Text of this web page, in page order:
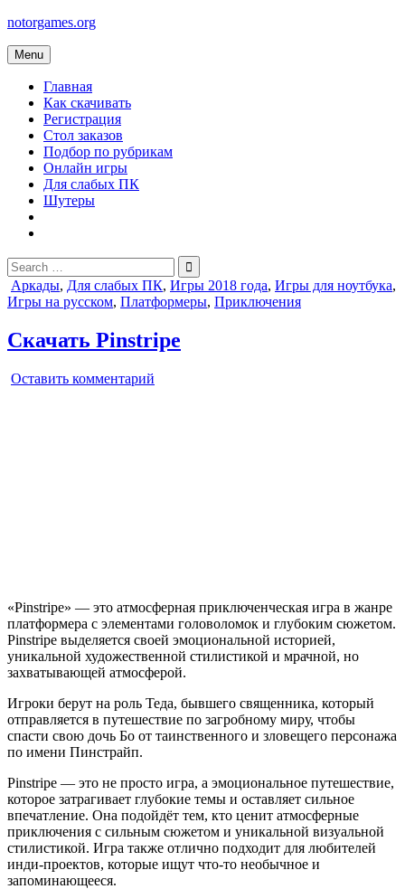
Skip
content
notorgames.org
Menu
Главная
Как скачивать
Регистрация
Стол заказов
Подбор по рубрикам
Онлайн игры
Для слабых ПК
Шутеры
Search
for:
Posted
in
Аркады, Для слабых ПК, Игры 2018 года, Игры для ноутбука,
Игры на русском, Платформеры, Приключения
Скачать Pinstripe
Оставить комментарий
«Pinstripe» — это атмосферная приключенческая игра в жанре
платформера с элементами головоломок и глубоким сюжетом.
Pinstripe выделяется своей эмоциональной историей,
уникальной художественной стилистикой и мрачной, но
захватывающей атмосферой.
Игроки берут на роль Теда, бывшего священника, который
отправляется в путешествие по загробному миру, чтобы
спасти свою дочь Бо от таинственного и зловещего персонажа
по имени Пинстрайп.
Pinstripe — это не просто игра, а эмоциональное путешествие,
которое затрагивает глубокие темы и оставляет сильное
впечатление. Она подойдёт тем, кто ценит атмосферные
приключения с сильным сюжетом и уникальной визуальной
стилистикой. Игра также отлично подходит для любителей
инди-проектов, которые ищут что-то необычное и
запоминающееся.